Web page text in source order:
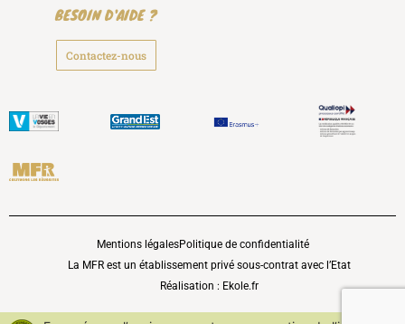
BESOIN D'AIDE ?
Contactez-nous
Mentions légalesPolitique de confidentialité
La MFR est un établissement privé sous-contrat avec l’Etat
Réalisation : Ekole.fr